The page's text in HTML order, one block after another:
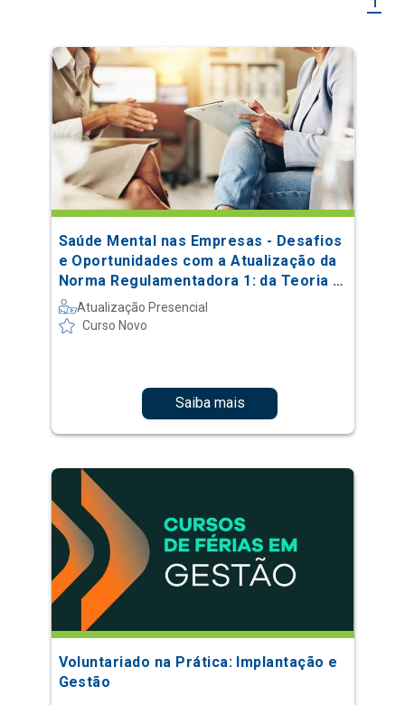
Saúde Mental nas Empresas - Desafios
e Oportunidades com a Atualização da
Norma Regulamentadora 1: da Teoria à
Prática
Atualização Presencial
Curso Novo
Saiba mais
Voluntariado na Prática: Implantação e
Gestão